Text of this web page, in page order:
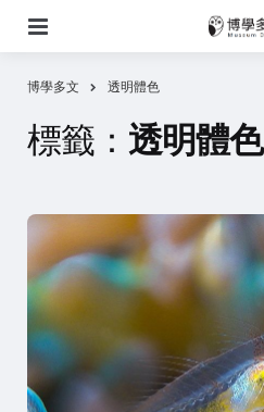
博學多文 透明體色
標籤： 透明體色